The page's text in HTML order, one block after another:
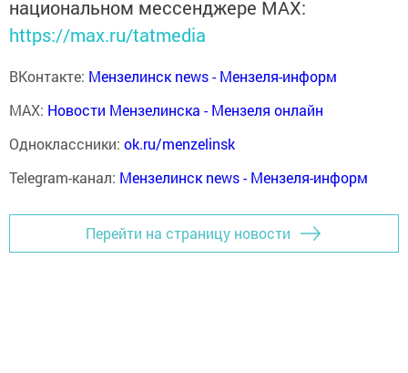
национальном мессенджере MАХ:
https://max.ru/tatmedia
ВКонтакте: Мензелинск news - Мензеля-информ
MAX: Новости Мензелинска - Мензеля онлайн
Одноклассники: ok.ru/menzelinsk
Telegram-канал: Мензелинск news - Мензеля-информ
Перейти на страницу новости